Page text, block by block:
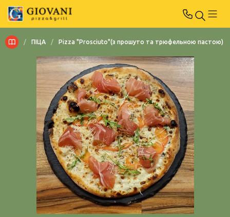
/ ПІЦА / Pizza "Prosciuto"(з прошуто та трюфельною пастою)